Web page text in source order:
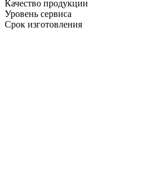
Качество продукции
Уровень сервиса
Срок изготовления